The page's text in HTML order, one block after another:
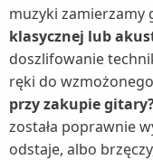
Termometry (2)
Termowentylatory
Traktorki ogrodowe
Trampoliny (2)
Umywalki (2)
muzyki zamierzamy
klasycznej lub
doszlifowanie
ręki do
przy zakupie
została poprawnie
odstaje, albo